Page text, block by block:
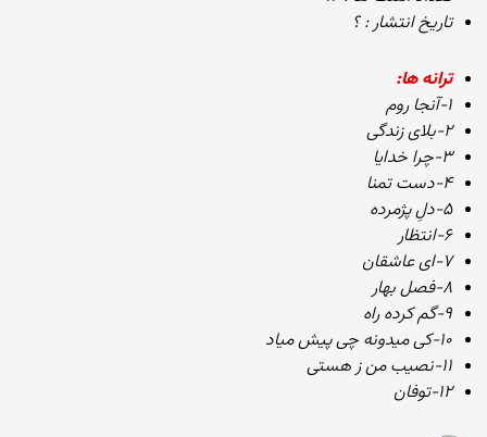
تاریخ انتشار : ؟
ترانه ها:
۱-آنجا روم
۲-بلای زندگی
۳-چرا خدایا
۴-دست تمنا
۵-دلِ پژمرده
۶-انتظار
۷-ای عاشقان
۸-فصل بهار
۹-گم کرده راه
۱۰-کی میدونه چی پیش میاد
۱۱-نصیب من ز هستی
۱۲-توفان